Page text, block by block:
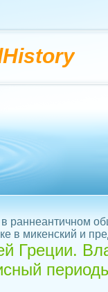
раннеантичном
в микенский и
Греции.